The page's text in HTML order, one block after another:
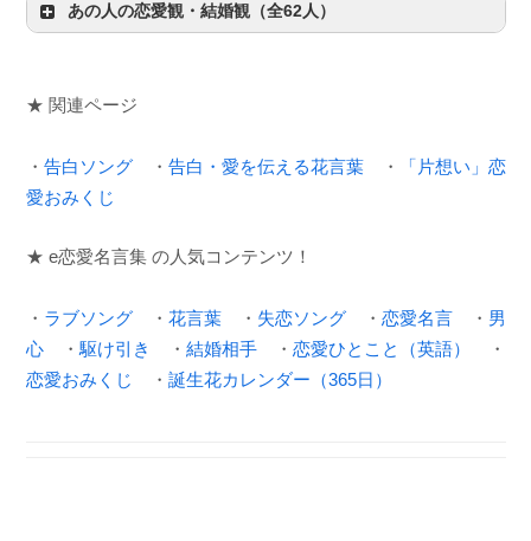
あの人の恋愛観・結婚観（全62人）
★ 関連ページ
・ 告白ソング ・ 告白・愛を伝える花言葉 ・
「片想い」恋
愛おみくじ
★ e恋愛名言集 の人気コンテンツ！
・ ラブソング ・ 花言葉 ・ 失恋ソング ・ 恋愛名言 ・ 男
心 ・ 駆け引き ・ 結婚相手 ・ 恋愛ひとこと（英語）
・
恋愛おみくじ
・ 誕生花カレンダー（365日）